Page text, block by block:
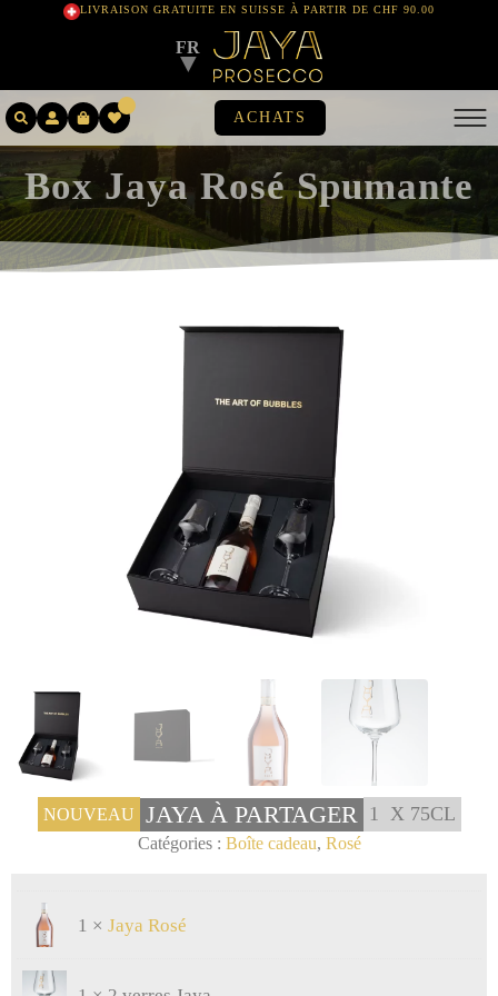
LIVRAISON GRATUITE EN SUISSE À PARTIR DE CHF 90.00
FR
▼
ACHATS
Box Jaya Rosé Spumante
NOUVEAU JAYA À PARTAGER 1 X 75CL
Catégories : Boîte cadeau, Rosé
1 × Jaya Rosé